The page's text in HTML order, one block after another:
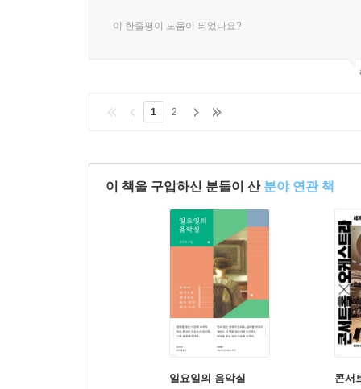
이 한줄평이 도움이 되었나요?
1 2
이 책을 구입하신 분들이 산 분야 연관 책
일요일의 음악실 콘서